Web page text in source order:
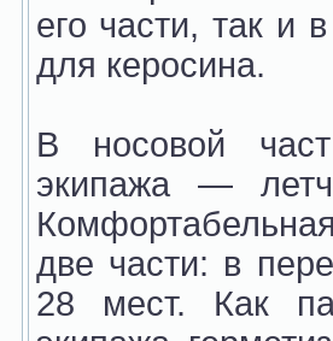
его части, так и
для керосина.
В носовой
экипажа —
две части: в
28 мест. Как